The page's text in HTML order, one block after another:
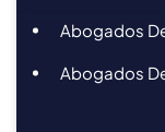
Abogados
Abogados